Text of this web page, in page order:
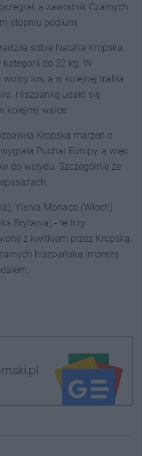
a zawodnik Czarnych
stopniu podium.
sobie Natalia Kropska,
kategorii do 52 kg. W
los, a w kolejnej trafiła
Hiszpankę udało się
kolejnej walce.
Kropską marzeń o
Puchar Europy, a więc
do wstydu. Szczególnie że
Ylenia Monaco (Włoch)
Brytania) - te trzy
z kwitkiem przez Kropską.
hiszpańską imprezę